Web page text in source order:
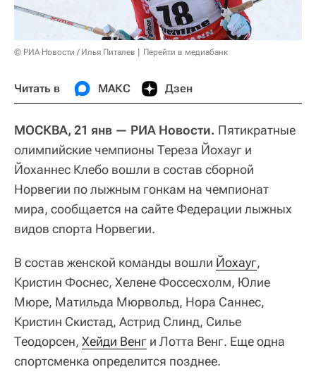
© РИА Новости / Илья Питалев Перейти в медиабанк
Читать в МАКС Дзен
МОСКВА, 21 янв — РИА Новости. Пятикратные
олимпийские чемпионы Тереза Йохауг и
Йоханнес Клебо вошли в состав сборной
Норвегии по лыжным гонкам на чемпионат
мира, сообщается на сайте Федерации лыжных
видов спорта Норвегии.
В состав женской команды вошли Йохауг,
Кристин Фоснес, Хелене Фоссесхолм, Юлие
Мюре, Матильда Мюрвольд, Нора Саннес,
Кристин Скистад, Астрид Слинд, Силье
Теодорсен, Хейди Венг и Лотта Венг. Еще одна
спортсменка определится позднее.